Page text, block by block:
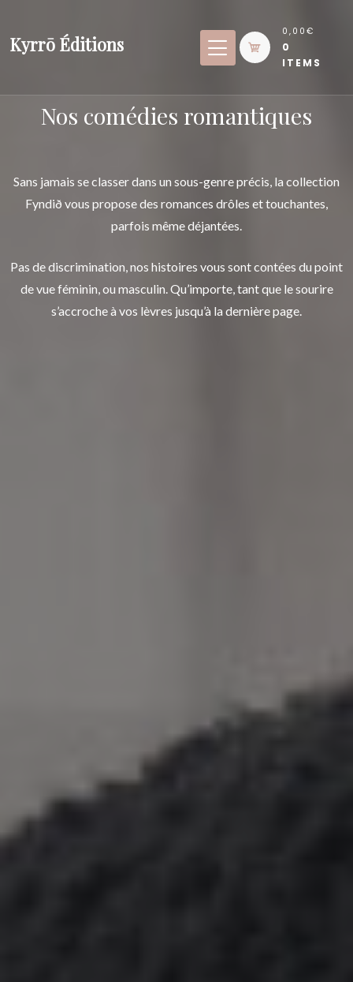
content
Kyrrō Éditions
0,00€
0
ITEMS
Nos comédies romantiques
Sans jamais se classer dans un sous-genre précis, la collection
Fyndið vous propose des romances drôles et touchantes,
parfois même déjantées.
Pas de discrimination, nos histoires vous sont contées du point
de vue féminin, ou masculin. Qu’importe, tant que le sourire
s’accroche à vos lèvres jusqu’à la dernière page.